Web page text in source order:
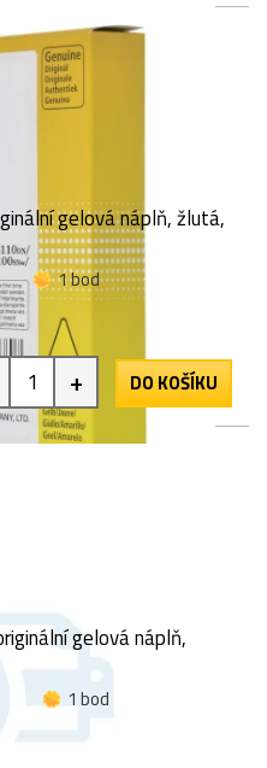
gelová náplň, žlutá,
1 bod
+ DO KOŠÍKU
gelová náplň,
1 bod